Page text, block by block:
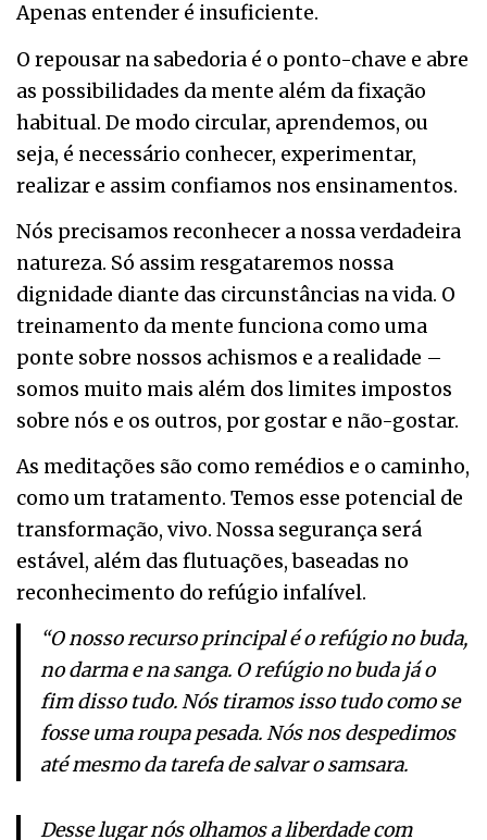
Apenas entender é insuficiente.
O repousar na sabedoria é o ponto-chave e abre
as possibilidades da mente além da fixação
habitual. De modo circular, aprendemos, ou
seja, é necessário conhecer, experimentar,
realizar e assim confiamos nos ensinamentos.
Nós precisamos reconhecer a nossa verdadeira
natureza. Só assim resgataremos nossa
dignidade diante das circunstâncias na vida. O
treinamento da mente funciona como uma
ponte sobre nossos achismos e a realidade –
somos muito mais além dos limites impostos
sobre nós e os outros, por gostar e não-gostar.
As meditações são como remédios e o caminho,
como um tratamento. Temos esse potencial de
transformação, vivo. Nossa segurança será
estável, além das flutuações, baseadas no
reconhecimento do refúgio infalível.
“O nosso recurso principal é o refúgio no buda,
no darma e na sanga. O refúgio no buda já o
fim disso tudo. Nós tiramos isso tudo como se
fosse uma roupa pesada. Nós nos despedimos
até mesmo da tarefa de salvar o samsara.
Desse lugar nós olhamos a liberdade com